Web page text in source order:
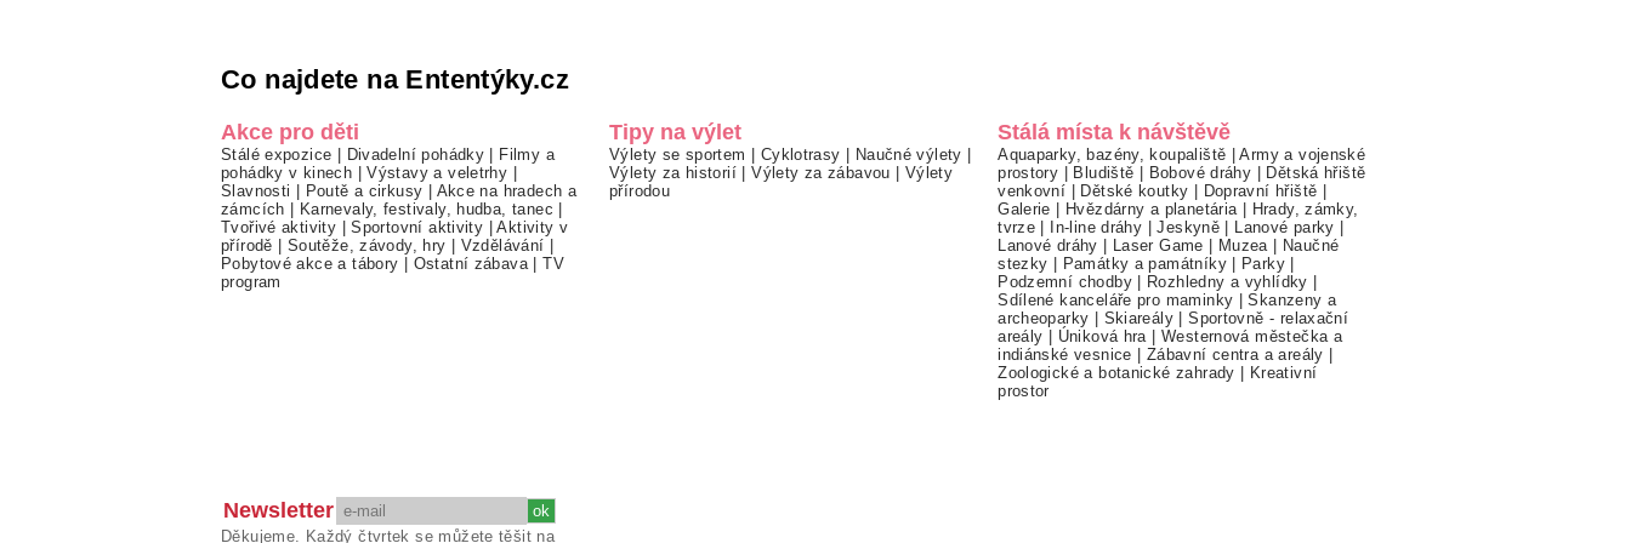
Co najdete na Ententýky.cz
Akce pro děti
Stálé expozice | Divadelní pohádky | Filmy a
pohádky v kinech |Výstavy a veletrhy |
Slavnosti | Poutě a cirkusy | Akce na hradech a
zámcích | Karnevaly, festivaly, hudba, tanec |
Tvořivé aktivity |Sportovní aktivity |Aktivity v
přírodě | Soutěže, závody, hry | Vzdělávání |
Pobytové akce a tábory | Ostatní zábava |TV
program
Tipy na výlet
Výlety se sportem | Cyklotrasy | Naučné výlety |
Výlety za historií |Výlety za zábavou | Výlety
přírodou
Stálá místa k návštěvě
Aquaparky, bazény, koupaliště |Army a vojenské
prostory | Bludiště | Bobové dráhy | Dětská hřiště
venkovní | Dětské koutky | Dopravní hřiště |
Galerie | Hvězdárny a planetária | Hrady, zámky,
tvrze | In-line dráhy |Jeskyně | Lanové parky |
Lanové dráhy | Laser Game | Muzea | Naučné
stezky | Památky a památníky| Parky |
Podzemní chodby| Rozhledny a vyhlídky |
Sdílené kanceláře pro maminky |Skanzeny a
archeoparky | Skiareály |Sportovně - relaxační
areály | Úniková hra |Westernová městečka a
indiánské vesnice | Zábavní centra a areály |
Zoologické a botanické zahrady | Kreativní
prostor
Newsletter
Děkujeme. Každý čtvrtek se můžete těšit na